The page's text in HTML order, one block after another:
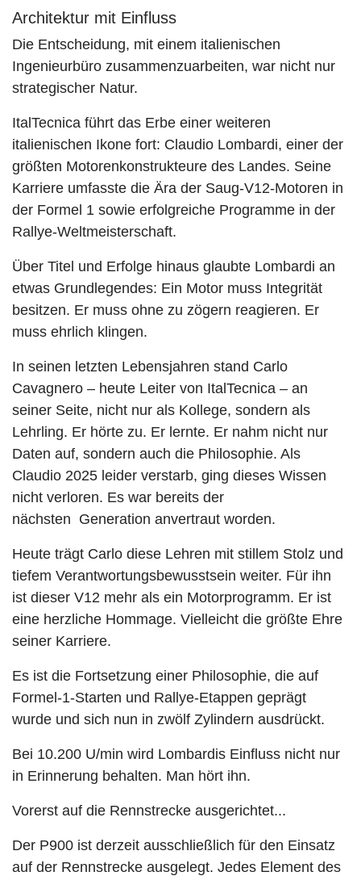
Architektur mit Einfluss
Die Entscheidung, mit einem italienischen
Ingenieurbüro zusammenzuarbeiten, war nicht nur
strategischer Natur.
ItalTecnica führt das Erbe einer weiteren
italienischen Ikone fort: Claudio Lombardi, einer der
größten Motorenkonstrukteure des Landes. Seine
Karriere umfasste die Ära der Saug-V12-Motoren in
der Formel 1 sowie erfolgreiche Programme in der
Rallye-Weltmeisterschaft.
Über Titel und Erfolge hinaus glaubte Lombardi an
etwas Grundlegendes: Ein Motor muss Integrität
besitzen. Er muss ohne zu zögern reagieren. Er
muss ehrlich klingen.
In seinen letzten Lebensjahren stand Carlo
Cavagnero – heute Leiter von ItalTecnica – an
seiner Seite, nicht nur als Kollege, sondern als
Lehrling. Er hörte zu. Er lernte. Er nahm nicht nur
Daten auf, sondern auch die Philosophie. Als
Claudio 2025 leider verstarb, ging dieses Wissen
nicht verloren. Es war bereits der
nächsten Generation anvertraut worden.
Heute trägt Carlo diese Lehren mit stillem Stolz und
tiefem Verantwortungsbewusstsein weiter. Für ihn
ist dieser V12 mehr als ein Motorprogramm. Er ist
eine herzliche Hommage. Vielleicht die größte Ehre
seiner Karriere.
Es ist die Fortsetzung einer Philosophie, die auf
Formel-1-Starten und Rallye-Etappen geprägt
wurde und sich nun in zwölf Zylindern ausdrückt.
Bei 10.200 U/min wird Lombardis Einfluss nicht nur
in Erinnerung behalten. Man hört ihn.
Vorerst auf die Rennstrecke ausgerichtet...
Der P900 ist derzeit ausschließlich für den Einsatz
auf der Rennstrecke ausgelegt. Jedes Element des